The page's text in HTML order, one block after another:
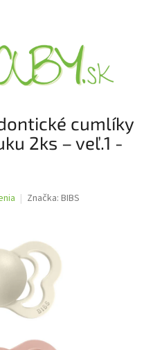
cumlíky
2ks – veľ.1 -
Značka: BIBS